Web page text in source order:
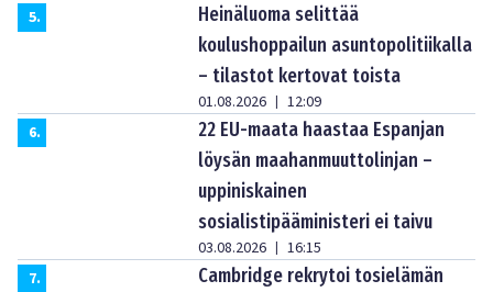
5.
Heinäluoma selittää
koulushoppailun asuntopolitiikalla
– tilastot kertovat toista
01.08.2026 | 12:09
6.
22 EU-maata haastaa Espanjan
löysän maahanmuuttolinjan –
uppiniskainen
sosialistipääministeri ei taivu
03.08.2026 | 16:15
7.
Cambridge rekrytoi tosielämän